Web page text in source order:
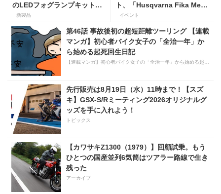
のLEDフォグランプキットに
ホンダ ダックス／グロム用が
登場
新製品
ト、「Husqvarna Fika Meet
in 一関」を開催
イベント
第46話 事故後初の超短距離ツーリング 【連載
マンガ】初心者バイク女子の「全治一年」か
ら始める起死回生日記
【連載マンガ】初心者バイク女子の「全治一年」から始める起死回生日記
先行販売は8月19日（水）11時まで！【スズ
キ】GSX-S/Rミーティング2026オリジナルグ
ッズを手に入れよう！
トピックス
【カワサキZ1300（1979）】回顧試乗。もう
ひとつの国産並列6気筒はツアラー路線で生き
残った
アーカイブ